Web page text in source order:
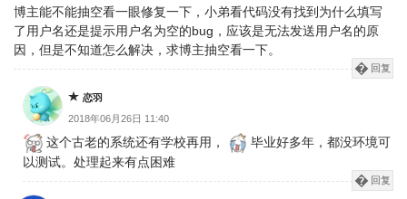
博主能不能抽空看一眼修复一下，小弟看代码没有找到为什么填写
了用户名还是提示用户名为空的bug，应该是无法发送用户名的原
因，但是不知道怎么解决，求博主抽空看一下。
回复
恋羽
2018年06月26日 11:40
这个古老的系统还有学校再用，
毕业好多年，都没环境可
以测试。处理起来有点困难
回复